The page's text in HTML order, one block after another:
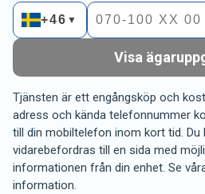
+46 ▼
Visa
Tjänsten är ett engångsköp och
adress och kända telefonnummer
till din mobiltelefon inom kort tid.
vidarebefordras till en sida med
informationen från din enhet. Se
information.